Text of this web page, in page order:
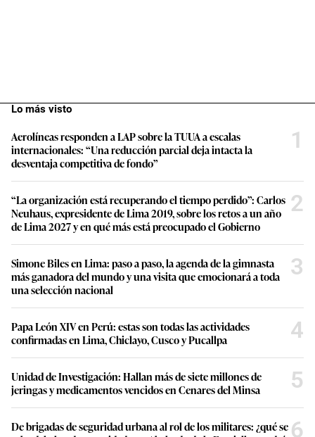
Lo más visto
Aerolíneas responden a LAP sobre la TUUA a escalas
internacionales: “Una reducción parcial deja intacta la
desventaja competitiva de fondo”
1
“La organización está recuperando el tiempo perdido”: Carlos
Neuhaus, expresidente de Lima 2019, sobre los retos a un año
de Lima 2027 y en qué más está preocupado el Gobierno
2
Simone Biles en Lima: paso a paso, la agenda de la gimnasta
más ganadora del mundo y una visita que emocionará a toda
una selección nacional
3
Papa León XIV en Perú: estas son todas las actividades
confirmadas en Lima, Chiclayo, Cusco y Pucallpa
4
Unidad de Investigación: Hallan más de siete millones de
jeringas y medicamentos vencidos en Cenares del Minsa
5
De brigadas de seguridad urbana al rol de los militares: ¿qué se 6